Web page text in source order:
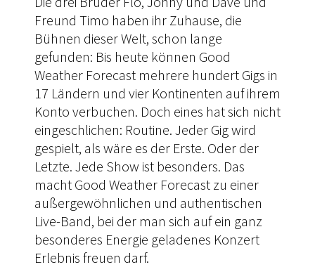
Freund Timo haben ihr Zuhause, die
Bühnen dieser Welt, schon lange
gefunden: Bis heute können Good
Weather Forecast mehrere hundert Gigs in
17 Ländern und vier Kontinenten auf ihrem
Konto verbuchen. Doch eines hat sich nicht
eingeschlichen: Routine. Jeder Gig wird
gespielt, als wäre es der Erste. Oder der
Letzte. Jede Show ist besonders. Das
macht Good Weather Forecast zu einer
außergewöhnlichen und authentischen
Live-Band, bei der man sich auf ein ganz
besonderes Energie geladenes Konzert
Erlebnis freuen darf.